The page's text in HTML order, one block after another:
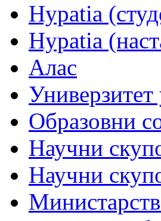
Hypatia
Hypatia
Алас
Образовни
Научни
Научни